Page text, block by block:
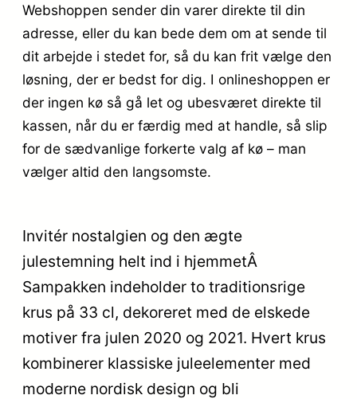
Webshoppen sender din varer direkte til din
adresse, eller du kan bede dem om at sende til
dit arbejde i stedet for, så du kan frit vælge den
løsning, der er bedst for dig. I onlineshoppen er
der ingen kø så gå let og ubesværet direkte til
kassen, når du er færdig med at handle, så slip
for de sædvanlige forkerte valg af kø – man
vælger altid den langsomste.
Invitér nostalgien og den ægte
julestemning helt ind i hjemmetÂ
Sampakken indeholder to traditionsrige
krus på 33 cl, dekoreret med de elskede
motiver fra julen 2020 og 2021. Hvert krus
kombinerer klassiske juleelementer med
moderne nordisk design og bli